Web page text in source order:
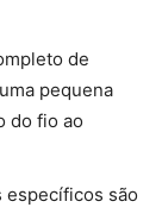
de
pequena
do fio ao
específicos são